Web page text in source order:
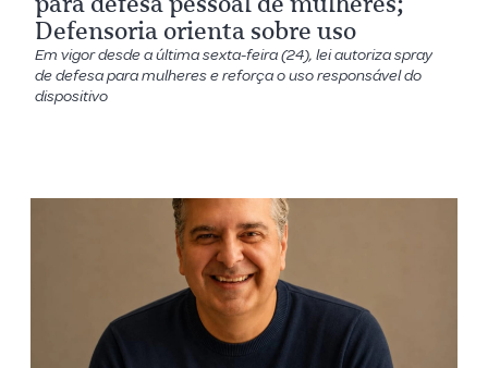
Defensoria orienta sobre uso
Em vigor desde a última sexta-feira (24), lei autoriza spray
de defesa para mulheres e reforça o uso responsável do
dispositivo